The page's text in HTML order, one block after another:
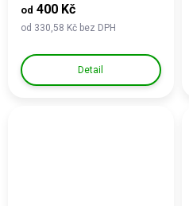
od 330,58 Kč bez DPH
od 400 Kč
Detail